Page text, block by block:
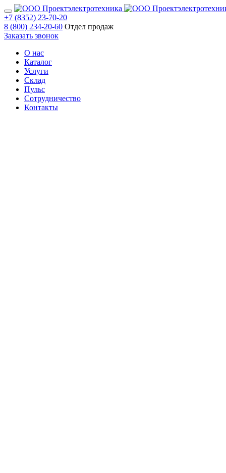
+7 (8352) 23-70-20
8 (800) 234-20-60 Отдел продаж
Заказать звонок
О нас
Каталог
Услуги
Склад
Пульс
Сотрудничество
Контакты